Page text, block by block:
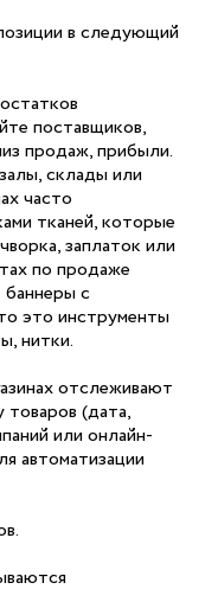
в следующий
поставщиков,
продаж, прибыли.
склады или
часто
тканей, которые
заплаток или
по продаже
с
это инструменты
нитки.
отслеживают
(дата,
или онлайн-
автоматизации